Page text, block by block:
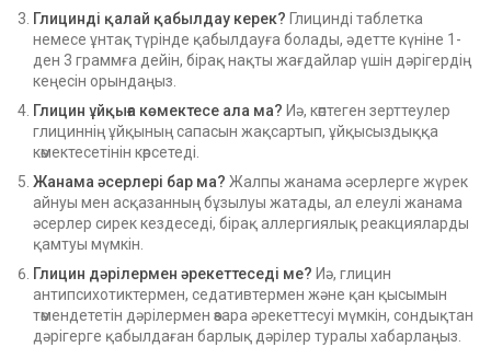
Глицинді қалай қабылдау керек? Глицинді таблетка
немесе ұнтақ түрінде қабылдауға болады, әдетте күніне 1-
ден 3 граммға дейін, бірақ нақты жағдайлар үшін дәрігердің
кеңесін орындаңыз.
Глицин ұйқыға көмектесе ала ма? Иә, көптеген зерттеулер
глициннің ұйқының сапасын жақсартып, ұйқысыздыққа
көмектесетінін көрсетеді.
Жанама әсерлері бар ма? Жалпы жанама әсерлерге жүрек
айнуы мен асқазанның бұзылуы жатады, ал елеулі жанама
әсерлер сирек кездеседі, бірақ аллергиялық реакцияларды
қамтуы мүмкін.
Глицин дәрілермен әрекеттеседі ме? Иә, глицин
антипсихотиктермен, седативтермен және қан қысымын
төмендететін дәрілермен өзара әрекеттесуі мүмкін, сондықтан
дәрігерге қабылдаған барлық дәрілер туралы хабарлаңыз.